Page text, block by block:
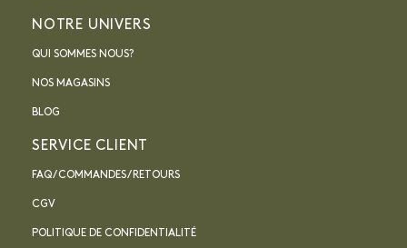
NOTRE UNIVERS
QUI SOMMES NOUS?
NOS MAGASINS
BLOG
SERVICE CLIENT
FAQ / COMMANDES / RETOURS
CGV
POLITIQUE DE CONFIDENTIALITÉ